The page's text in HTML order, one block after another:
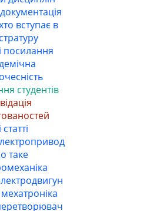
вступає в
посилання
студентів
таке